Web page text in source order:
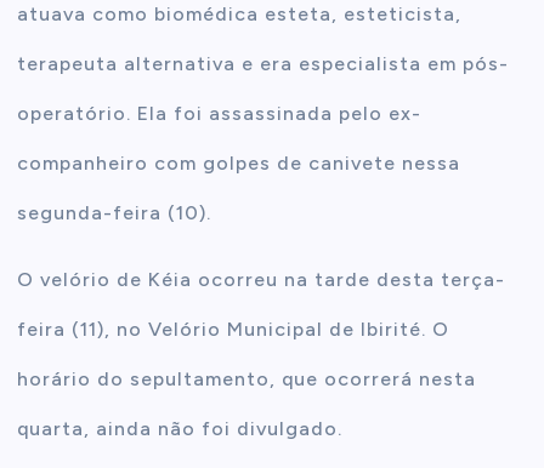
atuava como biomédica esteta, esteticista,
terapeuta alternativa e era especialista em pós-
operatório. Ela foi assassinada pelo ex-
companheiro com golpes de canivete nessa
segunda-feira (10).
O velório de Kéia ocorreu na tarde desta terça-
feira (11), no Velório Municipal de Ibirité. O
horário do sepultamento, que ocorrerá nesta
quarta, ainda não foi divulgado.